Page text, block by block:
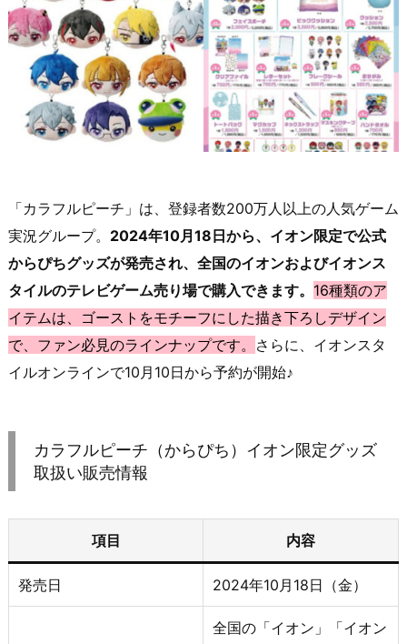
「カラフルピーチ」は、登録者数200万人以上の人気ゲーム
実況グループ。 2024年10月18日から、イオン限定で公式
からぴちグッズが発売され、全国のイオンおよびイオンス
タイルのテレビゲーム売り場で購入できます。 16種類のア
イテムは、ゴーストをモチーフにした描き下ろしデザイン
で、ファン必見のラインナップです。 さらに、イオンスタ
イルオンラインで10月10日から予約が開始♪
カラフルピーチ（からぴち）イオン限定グッズ
取扱い販売情報
項目 内容
発売日 2024年10月18日（金）
全国の「イオン」「イオン